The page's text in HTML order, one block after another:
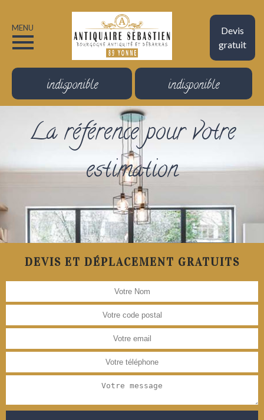
Devis
gratuit
MENU
indisponible indisponible
La référence pour votre
estimation
DEVIS ET DÉPLACEMENT GRATUITS